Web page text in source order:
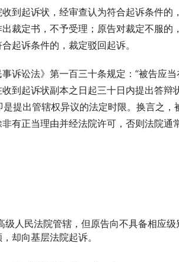
到起诉状，经审查认为符合起诉条件的
裁定书，不予受理；原告对裁定不服的
起诉条件的，裁定驳回起诉。
诉讼法》第一百三十条规定：“被告应当
到起诉状副本之日起三十日内提出答辩
提出管辖权异议的法定时限。换言之，
有正当理由并经法院许可，否则法院通
人民法院管辖，但原告向不具备相应级
却向基层法院起诉。